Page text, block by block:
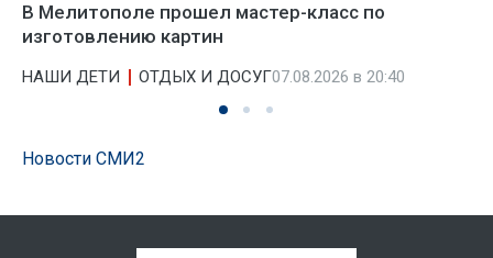
В Мелитополе прошел мастер-класс по
изготовлению картин
НАШИ ДЕТИ ОТДЫХ И ДОСУГ07.08.2026 в 20:40
Новости СМИ2